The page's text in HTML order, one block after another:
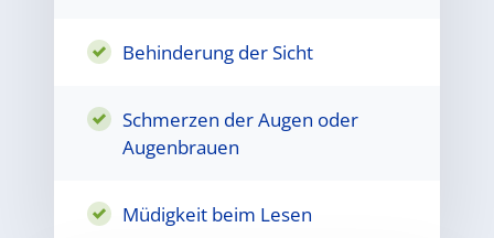
Behinderung der Sicht
Schmerzen der Augen oder
Augenbrauen
Müdigkeit beim Lesen